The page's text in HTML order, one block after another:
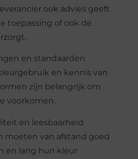
ook advies geeft
toepassing of ook de
en standaarden
en kennis van
zijn belangrijk om
voorkomen.
en leesbaarheid
moeten van afstand goed
en lang hun kleur